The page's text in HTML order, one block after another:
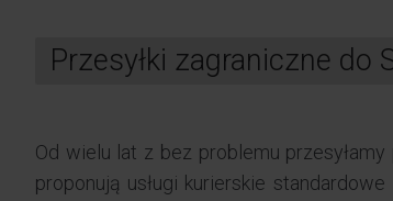
Przesyłki zagraniczne do
Od wielu lat z bez problemu
proponują usługi kurierskie